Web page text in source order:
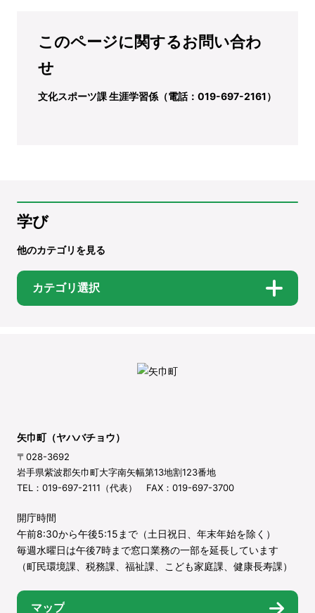
このページに関するお問い合わ
せ
文化スポーツ課 生涯学習係（電話：019-697-2161）
学び
他のカテゴリを見る
カテゴリ選択
矢巾町（ヤハバチョウ）
〒028-3692
岩手県紫波郡矢巾町大字南矢幅第13地割123番地
TEL：019-697-2111（代表） FAX：019-697-3700
開庁時間
午前8:30から午後5:15まで（土日祝日、年末年始を除く）
毎週水曜日は午後7時まで窓口業務の一部を延長しています
（町民環境課、税務課、福祉課、こども家庭課、健康長寿課）
マップ